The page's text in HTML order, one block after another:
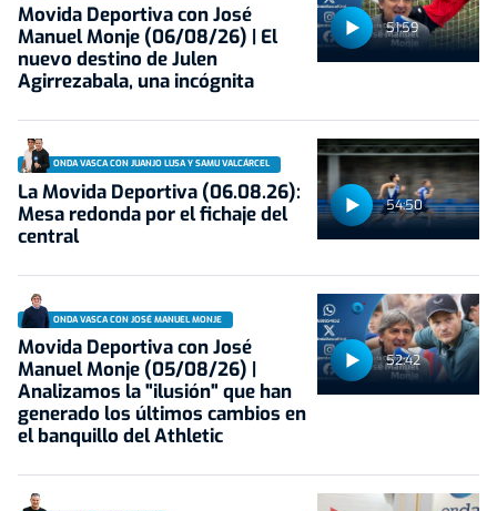
51:59
Movida Deportiva con José
Manuel Monje (06/08/26) | El
nuevo destino de Julen
Agirrezabala, una incógnita
54:50
ONDA VASCA CON JUANJO LUSA Y SAMU VALCÁRCEL
La Movida Deportiva (06.08.26):
Mesa redonda por el fichaje del
central
52:42
ONDA VASCA CON JOSÉ MANUEL MONJE
Movida Deportiva con José
Manuel Monje (05/08/26) |
Analizamos la "ilusión" que han
generado los últimos cambios en
el banquillo del Athletic